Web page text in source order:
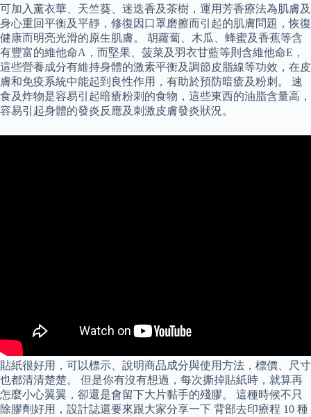
可加入薰衣華、天竺葵、迷迭香及茶樹，運用芳香療法為肌膚及
身心重回平衡及平靜，修復因口罩磨擦而引起的肌膚問題，恢復
健康而明亮光滑的原生肌膚。 胡蘿蔔、木瓜、蜂蜜及香蕉等含
有豐富的維他命A，而堅果、菠菜及羽衣甘藍等則含維他命E，
這些營養成分有維持身體的激素平衡及調節皮脂線等功效，在皮
膚和免疫系統中能起到良性作用，有助於預防暗瘡及粉刺。 速
食及炸物是容易引起暗瘡粉刺的食物，這些東西的油脂含量高，
容易引起身體的發炎反應及刺激皮膚發炎狀況。
貼紙很好用，可以標示、說明商品成分與使用方法，標價、尺寸
也都清清楚楚。 但是你有沒有想過，每次撕掉貼紙時，就算再
怎麼小心翼翼，卻還是會留下大片黏手的殘膠。 這種時候不只
除膠劑好用，設計誌還要來跟大家分享一下 背部去印療程 10 種